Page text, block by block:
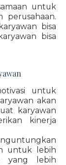
untuk
perusahaan.
bisa
bisa
untuk
akan
karyawan
kinerja
untuk lebih
yang lebih